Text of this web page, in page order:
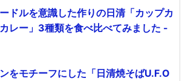
ドルを意識した作りの日清「カップカ
レー」3種類を食べ比べてみました -
をモチーフにした「日清焼そばU.F.O